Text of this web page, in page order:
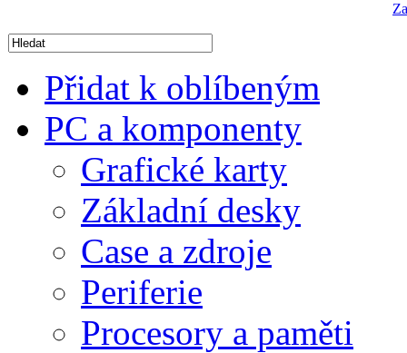
Přidat k oblíbeným
PC a komponenty
Grafické karty
Základní desky
Case a zdroje
Periferie
Procesory a paměti